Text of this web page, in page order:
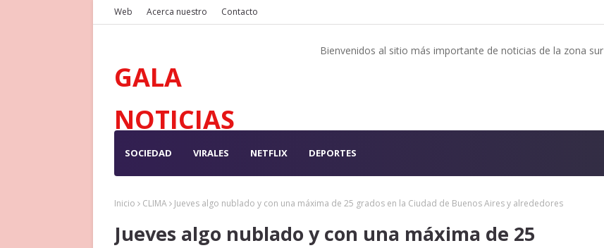
Web Acerca nuestro Contacto
GALA
NOTICIAS
Bienvenidos al sitio más importante de noticias de la zona sur
SOCIEDAD VIRALES NETFLIX DEPORTES
Inicio CLIMA Jueves algo nublado y con una máxima de 25 grados en la Ciudad de Buenos Aires y alrededores
Jueves algo nublado y con una máxima de 25